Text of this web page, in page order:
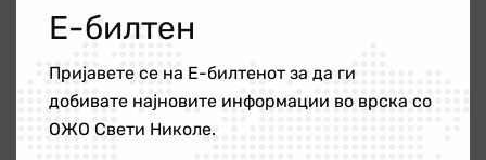
Публикации
Новости
Е-билтен
Пријавете се на Е-билтенот за да ги
добивате најновите информации во врска со
ОЖО Свети Николе.